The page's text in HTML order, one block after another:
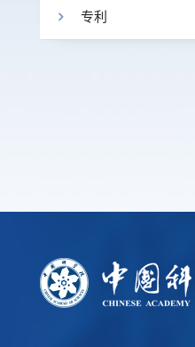
专利